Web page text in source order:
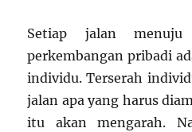
Setiap jalan menuju
perkembangan pribadi
individu. Terserah
jalan apa yang harus
itu akan mengarah.